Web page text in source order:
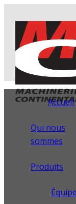
Accueil
Qui nous
sommes
Produits